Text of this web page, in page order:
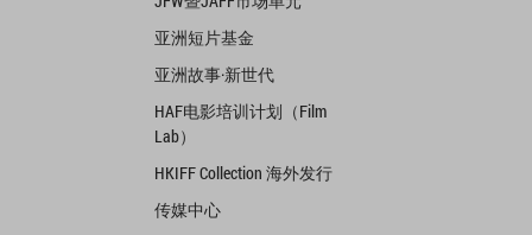
亚洲短片基金
亚洲故事·新世代
HAF电影培训计划（Film
Lab）
HKIFF Collection 海外发行
传媒中心